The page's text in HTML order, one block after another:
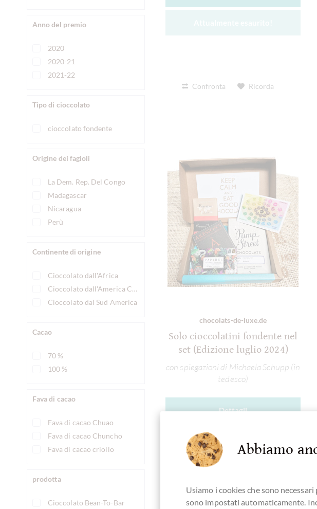
Anno del premio
2020
2020-21
2021-22
Tipo di cioccolato
cioccolato fondente
Origine dei fagioli
La Dem. Rep. Del Congo
Madagascar
Nicaragua
Perù
Continente di origine
Cioccolato dall'Africa
Cioccolato dall'America Centrale
Cioccolato dal Sud America
Cacao
70 %
100 %
Fava di cacao
Fava di cacao Chuao
Fava di cacao Chuncho
Fava di cacao criollo
prodotta
Cioccolato Bean-To-Bar
Confronta Ricorda
chocolats-de-luxe.de
Solo cioccolatini fondente nel
set (Edizione luglio 2024)
con spiegazioni di Michaela Schupp (in
tedesco)
Dettagli
Attualmente esaurito!
Confronta Ricorda
Abbiamo
Usiamo i cookies che sono
sono impostati automaticamente.